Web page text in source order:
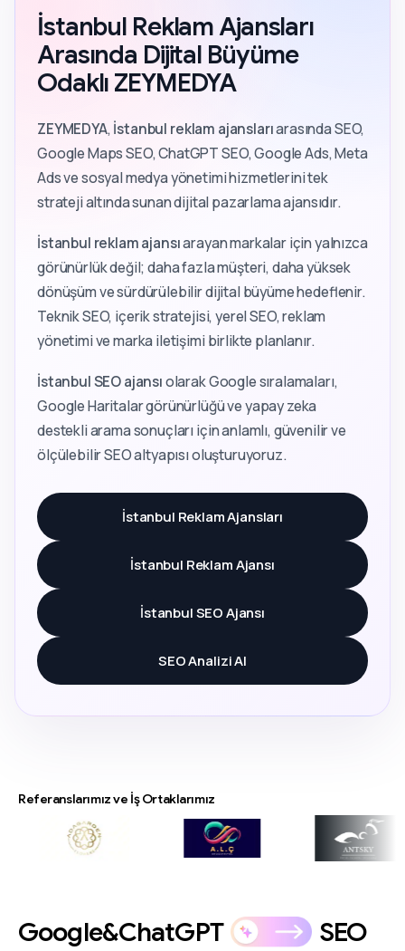
İstanbul Reklam Ajansları
Arasında Dijital Büyüme
Odaklı ZEYMEDYA
ZEYMEDYA,İstanbul reklam ajanslarıarasında SEO,
Google Maps SEO, ChatGPT SEO, Google Ads, Meta
Ads ve sosyal medya yönetimi hizmetlerini tek
strateji altında sunan dijital pazarlama ajansıdır.
İstanbul reklam ajansıarayan markalar için yalnızca
görünürlük değil; daha fazla müşteri, daha yüksek
dönüşüm ve sürdürülebilir dijital büyüme hedeflenir.
Teknik SEO, içerik stratejisi, yerel SEO, reklam
yönetimi ve marka iletişimi birlikte planlanır.
İstanbul SEO ajansıolarak Google sıralamaları,
Google Haritalar görünürlüğü ve yapay zeka
destekli arama sonuçları için anlamlı, güvenilir ve
ölçülebilir SEO altyapısı oluşturuyoruz.
İstanbul Reklam Ajansları
İstanbul Reklam Ajansı
İstanbul SEO Ajansı
SEO Analizi Al
Referanslarımız ve İş Ortaklarımız
Google&ChatGPT
SEO